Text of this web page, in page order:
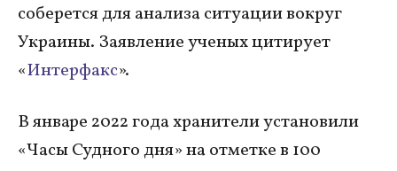
соберется для анализа ситуации вокруг
Украины. Заявление ученых цитирует
«Интерфакс».
В январе 2022 года хранители установили
«Часы Судного дня» на отметке в 100